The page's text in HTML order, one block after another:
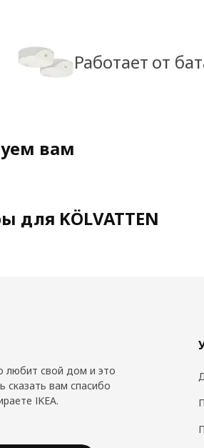
Работает от
вам
для KÖLVATTEN
любит свой дом и это
сказать вам спасибо
IKEA.